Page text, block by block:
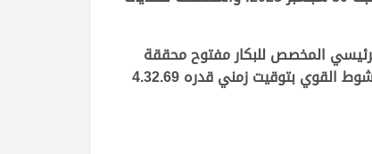
المخصص للبكار مفتوح محققة
توقيتاً زمنياً قدره 4.32.35 دقيقة، متفوقة على «براقة» ملك فيصل ناصر محمد طرجم السهلي، التي جاءت في وصافة الشوط القوي بتوقيت زمني قدره 4.32.69